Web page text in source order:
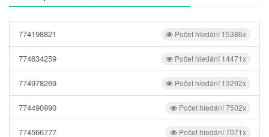
Počet hledání 15386x
774198821
Počet hledání 14471x
774634259
Počet hledání 13292x
774978269
Počet hledání 7502x
774490990
Počet hledání 7071x
774566777